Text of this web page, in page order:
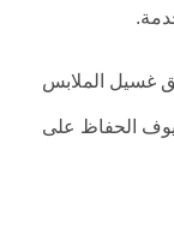
غسيل الملابس
الحفاظ على